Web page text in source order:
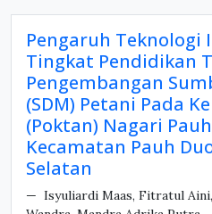
Pengaruh Teknologi
Tingkat Pendidikan
Pengembangan
(SDM) Petani Pada
(Poktan) Nagari
Kecamatan Pauh
Selatan
Isyuliardi Maas, Fitratul